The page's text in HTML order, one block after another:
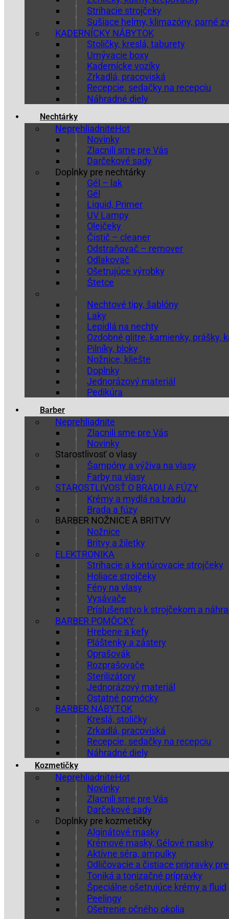
Strihacie strojčeky
Sušiace helmy, klimazóny, parné
KADERNÍCKY NÁBYTOK
Stoličky, kreslá, taburety
Umývacie boxy
Kadernícke vozíky
Zrkadlá, pracoviská
Recepcie, sedačky na recepciu
Náhradné diely
Nechtárky
Neprehliadnite
Novinky
Zlacnili sme pre Vás
Darčekové sady
Doplnky pre nechtárky
Gél – lak
Gél
Liquid, Primer
UV Lampy
Olejčeky
Čistič – cleaner
Odstraňovač – remover
Odlakovač
Ošetrujúce výrobky
Štetce
Nechtové tipy, šablóny
Laky
Lepidlá na nechty
Ozdobné glitre, kamienky, prášky,
Pilníky, bloky
Nožnice, kliešte
Doplnky
Jednorázový materiál
Pedikúra
Barber
Neprehliadnite
Zlacnili sme pre Vás
Novinky
Starostlivosť o vlasy
Šampóny a výživa na vlasy
Farby na vlasy
STAROSTLIVOSŤ O BRADU A FÚZY
Krémy a mydlá na bradu
Brada a fúzy
BARBER NOŽNICE A BRITVY
Nožnice
Britvy a žiletky
ELEKTRONIKA
Strihacie a kontúrovacie strojčeky
Holiace strojčeky
Fény na vlasy
Vysávače
Príslušenstvo k strojčekom a
BARBER POMÔCKY
Hrebene a kefy
Pláštenky a zástery
Oprašovák
Rozprašovače
Sterilizátory
Jednorázový materiál
Ostatné pomôcky
BARBER NÁBYTOK
Kreslá, stoličky
Zrkadlá, pracoviská
Recepcie, sedačky na recepciu
Náhradné diely
Kozmetičky
Neprehliadnite
Novinky
Zlacnili sme pre Vás
Darčekové sady
Doplnky pre kozmetičky
Alginátové masky
Krémové masky, Gélové masky
Aktívne séra, ampulky
Odličovacie a čistiace prípravky
Toniká a tonizačné prípravky
Špeciálne ošetrujúce krémy a fluid
Peelingy
Ošetrenie očného okolia